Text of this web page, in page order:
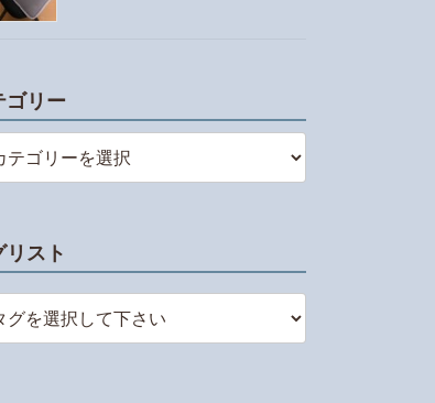
ゴリー
リスト